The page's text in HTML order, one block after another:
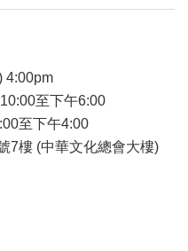
4:00pm
至下午6:00
至下午4:00
7樓 (中華文化總會大樓)